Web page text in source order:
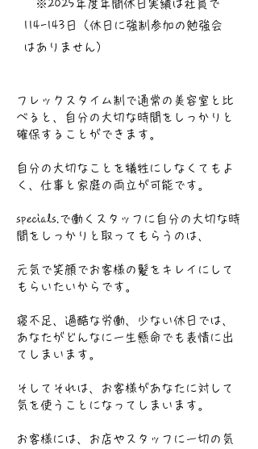
​ ※2025年度年間休日実績は社員で
114-143日（休日に強制参加の勉強会
はありません）
フレックスタイム制で通常の美容室と比
べると、自分の大切な時間をしっかりと
確保することができます。
自分の大切なことを犠牲にしなくてもよ
く、仕事と家庭の両立が可能です。
specials.で働くスタッフに自分の大切な時
間をしっかりと取ってもらうのは、
元気で笑顔でお客様の髪をキレイにして
もらいたいからです。
寝不足、過酷な労働、少ない休日では、
あなたがどんなに一生懸命でも表情に出
てしまいます。
そしてそれは、お客様があなたに対して
気を使うことになってしまいます。
お客様には、お店やスタッフに一切の気